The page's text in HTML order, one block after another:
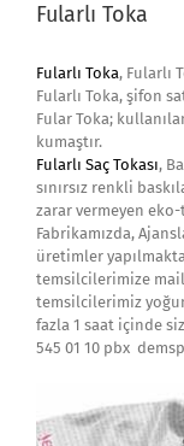
Fularlı Toka
Fularlı Toka, Fularlı
Fularlı Toka, şifon
Fular Toka;
kumaştır.
Fularlı Saç Tokası,
sınırsız renkli
zarar vermeyen
Fabrikamızda,
üretimler
temsilcilerimize
temsilcilerimiz
fazla 1 saat içinde
545 01 10 pbx